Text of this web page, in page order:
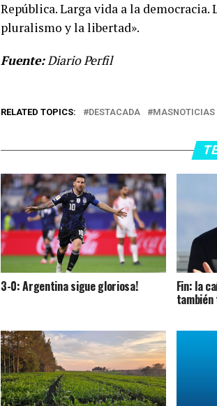
República. Larga vida a la
pluralismo y la libertad».
Fuente:Diario Perfil
RELATED TOPICS: DESTACADA MASNOTICIAS
3-0: Argentina sigue gloriosa! Fin: la
también